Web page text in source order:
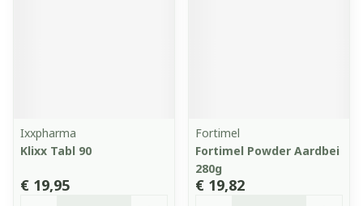
Ixxpharma
Klixx Tabl 90
€ 19,95
Fortimel
Fortimel Powder Aardbei
280g
€ 19,82